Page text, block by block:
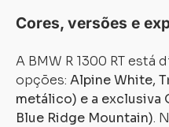
Cores, versões e
A BMW R 1300 RT
opções: Alpine White,
metálico) e a exclusiva
Blue Ridge Mountain).